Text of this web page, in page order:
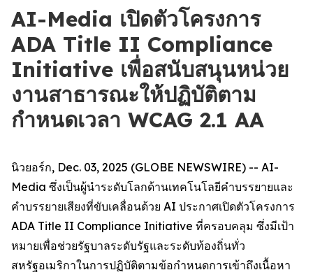
AI-Media เปิดตัวโครงการ
ADA Title II Compliance
Initiative เพื่อสนับสนุนหน่วย
งานสาธารณะให้ปฏิบัติตาม
กำหนดเวลา WCAG 2.1 AA
นิวยอร์ก, Dec. 03, 2025 (GLOBE NEWSWIRE) -- AI-
Media ซึ่งเป็นผู้นำระดับโลกด้านเทคโนโลยีคำบรรยายและ
คำบรรยายเสียงที่ขับเคลื่อนด้วย AI ประกาศเปิดตัวโครงการ
ADA Title II Compliance Initiative ที่ครอบคลุม ซึ่งมีเป้า
หมายเพื่อช่วยรัฐบาลระดับรัฐและระดับท้องถิ่นทั่ว
สหรัฐอเมริกาในการปฏิบัติตามข้อกำหนดการเข้าถึงเนื้อหา